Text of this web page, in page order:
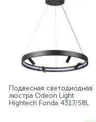
Подвесная светодиодная
люстра Odeon Light
Hightech Fonda 4317/58L